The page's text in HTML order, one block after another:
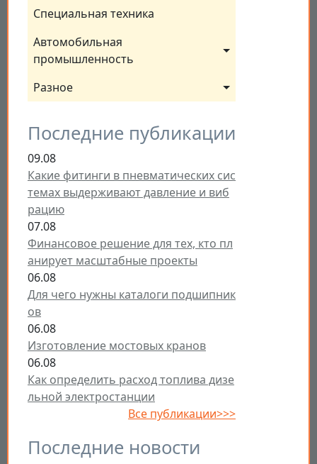
Специальная техника
Автомобильная
промышленность
Разное
Последние публикации
09.08
Какие фитинги в пневматических сис
темах выдерживают давление и виб
рацию
07.08
Финансовое решение для тех, кто пл
анирует масштабные проекты
06.08
Для чего нужны каталоги подшипник
ов
06.08
Изготовление мостовых кранов
06.08
Как определить расход топлива дизе
льной электростанции
Все публикации>>>
Последние новости